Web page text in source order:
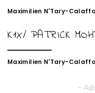
Posted
Maximilien N'Tary-
K1X/ PATRICK
Posted
Maximilien N'Tary-
–